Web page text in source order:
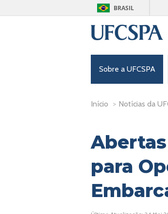
BRASIL
Sobre a UFCSPA
Início > Notícias da
para